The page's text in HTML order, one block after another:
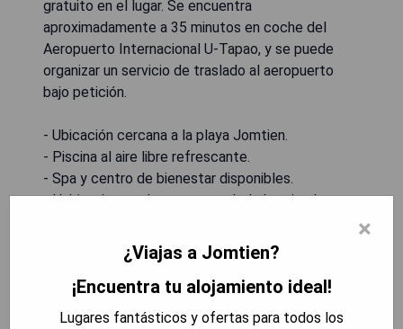
gratuito en el lugar. Se encuentra
aproximadamente a 35 minutos en coche del
Aeropuerto Internacional U-Tapao, y se puede
organizar un servicio de traslado al aeropuerto
bajo petición.
- Ubicación cercana a la playa Jomtien.
- Piscina al aire libre refrescante.
- Spa y centro de bienestar disponibles.
- Habitaciones elegantes con balcón privado.
×
¿Viajas a Jomtien?
¡Encuentra tu alojamiento ideal!
Lugares fantásticos y ofertas para todos los